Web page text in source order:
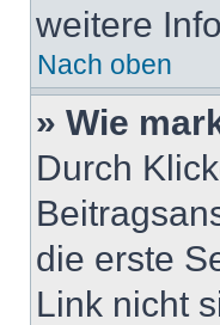
weitere
Nach oben
» Wie
Durch
die erste
Link nicht